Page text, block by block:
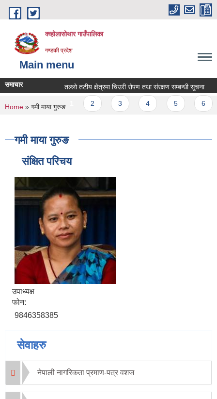
Skip to main content
क्व्होलासोथार गाउँपालिका
गण्डकी प्रदेश
Main menu
समाचार तल्लो तटीय क्षेत्रमा चिउरी रोपण तथा संरक्षण सम्बन्धी सूचना
Pages
1
You are here
Home » गमी माया गुरुङ
गमी माया गुरुङ
संक्षित परिचय
उपाध्यक्ष
फोन:
9846358385
सेवाहरु
नेपाली नागरिकता प्रमाण-पत्र वशज